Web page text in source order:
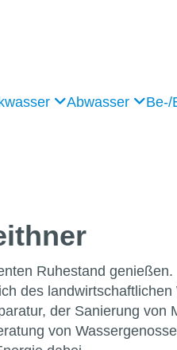
Abwasser Be-/
Ruhestand genießen.
des
der Sanierung von
von